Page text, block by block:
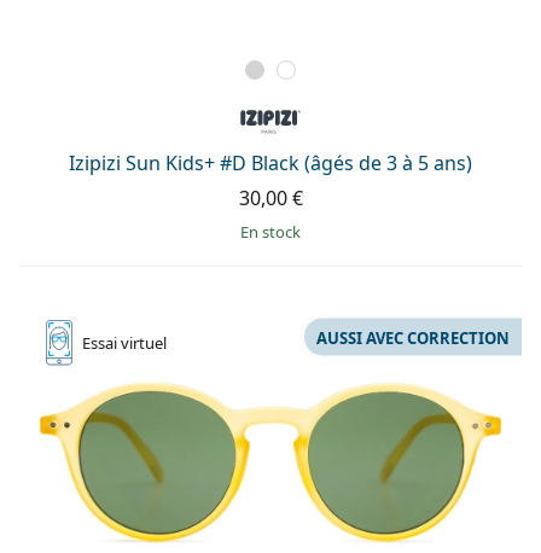
Izipizi Sun Kids+ #D Black (âgés de 3 à 5 ans)
30,00 €
en stock
Essaivirtuel AUSSI AVEC CORRECTION